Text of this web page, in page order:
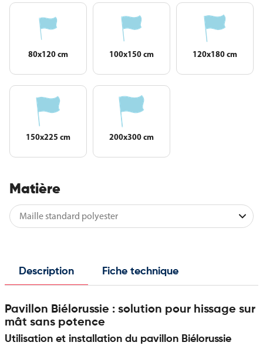
80x120 cm 100x150 cm 120x180 cm
150x225 cm 200x300 cm
Matière
Description Fiche technique
Pavillon Biélorussie : solution pour hissage sur
mât sans potence
Utilisation et installation du pavillon Biélorussie